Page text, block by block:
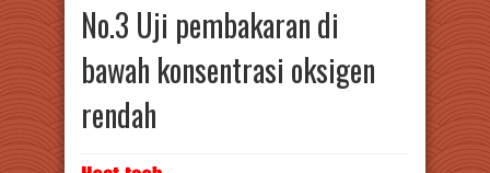
No.3 Uji pembakaran di
bawah konsentrasi oksigen
rendah